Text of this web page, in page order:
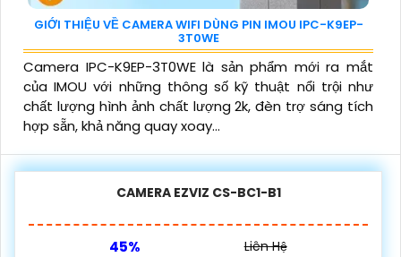
GIỚI THIỆU VỀ CAMERA WIFI DÙNG PIN IMOU IPC-K9EP-
3T0WE
Camera IPC-K9EP-3T0WE là sản phẩm mới ra mắt
của IMOU với những thông số kỹ thuật nổi trội như
chất lượng hình ảnh chất lượng 2k, đèn trợ sáng tích
hợp sẵn, khả năng quay xoay...
CAMERA EZVIZ CS-BC1-B1
45% Liên Hệ